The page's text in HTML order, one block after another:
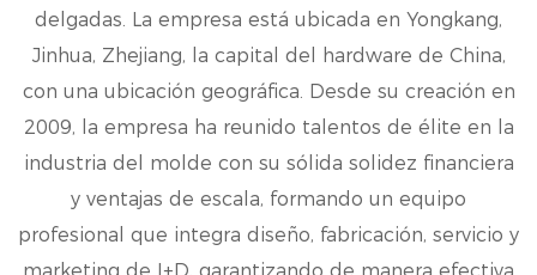
delgadas. La empresa está ubicada en Yongkang,
Jinhua, Zhejiang, la capital del hardware de China,
con una ubicación geográfica. Desde su creación en
2009, la empresa ha reunido talentos de élite en la
industria del molde con su sólida solidez financiera
y ventajas de escala, formando un equipo
profesional que integra diseño, fabricación, servicio y